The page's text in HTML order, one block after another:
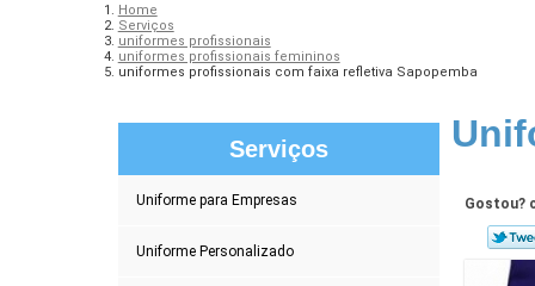
Home
Serviços
uniformes profissionais
uniformes profissionais femininos
uniformes profissionais com faixa refletiva Sapopemba
Serviços
Uniforme para Empresas
Uniforme Personalizado
Gostou?